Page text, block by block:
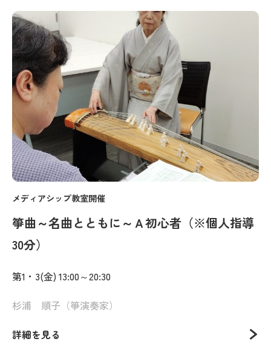
メディアシップ教室開催
箏曲～名曲とともに～Ａ初心者（※個人指導
30分）
第1・3(金) 13:00～20:30
杉浦 順子（箏演奏家）
詳細を見る